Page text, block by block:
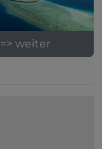
=> weiter